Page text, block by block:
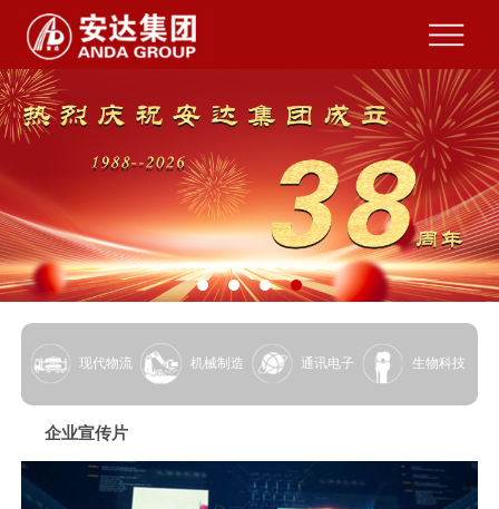
现代物流 机械制造 通讯电子 生物科技
企业宣传片